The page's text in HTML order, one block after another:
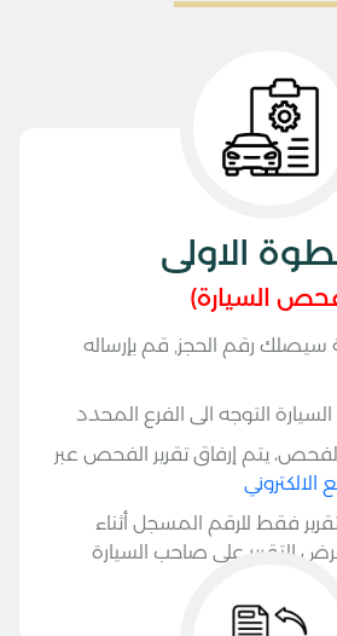
الاولى
السيارة)
رقم الحجز, قم بإرساله
التوجه الى الفرع المحدد
يتم إرفاق تقرير الفحص عبر
الالكتروني
فقط للرقم المسجل أثناء
التقرير على صاحب السيارة